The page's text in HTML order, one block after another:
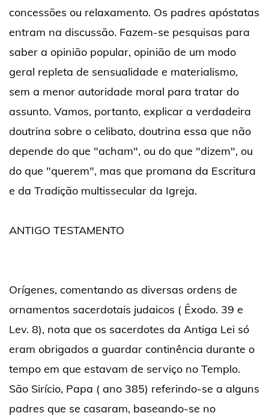
concessões ou relaxamento. Os padres apóstatas
entram na discussão. Fazem-se pesquisas para
saber a opinião popular, opinião de um modo
geral repleta de sensualidade e materialismo,
sem a menor autoridade moral para tratar do
assunto. Vamos, portanto, explicar a verdadeira
doutrina sobre o celibato, doutrina essa que não
depende do que "acham", ou do que "dizem", ou
do que "querem", mas que promana da Escritura
e da Tradição multissecular da Igreja.
ANTIGO TESTAMENTO
Orígenes, comentando as diversas ordens de
ornamentos sacerdotais judaicos ( Êxodo. 39 e
Lev. 8), nota que os sacerdotes da Antiga Lei só
eram obrigados a guardar continência durante o
tempo em que estavam de serviço no Templo.
São Sirício, Papa ( ano 385) referindo-se a alguns
padres que se casaram, baseando-se no